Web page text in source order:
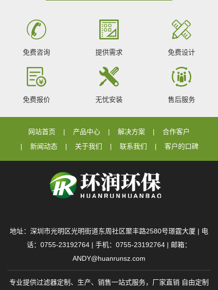
免费咨询 提供需求 免费设计
免费报价 无忧安装 售后服务
网站首页 产品中心 解决方案
合作客户
新闻动态
关于我们 联系我们 客户的口碑
地址：深圳市光明区光明街道东周社区聚丰路2580号璟霆大厦 | 电
话：0755-23192764 | 手机：0755-23192764 | 邮箱：
ANDY@huanrunsz.com
专业提供过滤器定制、生产、销售一站式服务，厂家直销 自由定制